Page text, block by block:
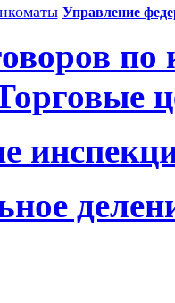
Управление
по